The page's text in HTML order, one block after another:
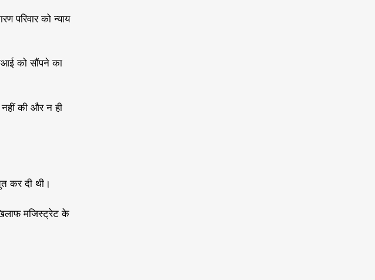
परिवार को न्याय
को सौंपने का
की और न ही
कर दी थी।
मजिस्ट्रेट के